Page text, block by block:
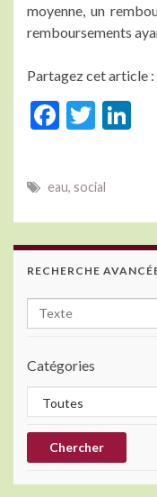
moyenne, un
remboursements
Partagez cet article :
F
b
o
o
T
itt
er
n
eau, social
RECHERCHE
Catégories